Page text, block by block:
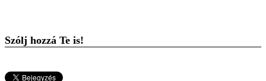
Szólj hozzá Te is!